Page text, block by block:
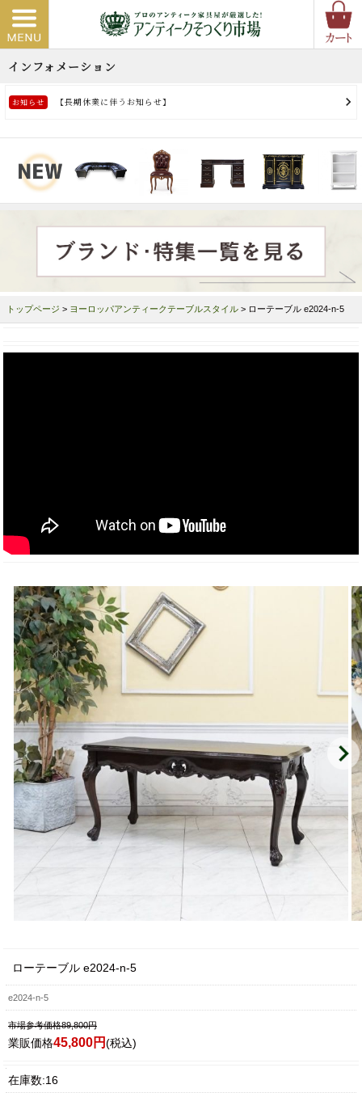
トップページ > ヨーロッパアンティークテーブルスタイル > ローテーブル e2024-n-5
ローテーブル e2024-n-5
e2024-n-5
市場参考価格89,800円
業販価格45,800円(税込)
在庫数:16